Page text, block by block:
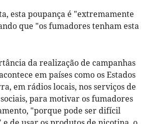
esta poupança é "extremamente
que "os fumadores tenham esta
da realização de campanhas
em países como os Estados
em rádios locais, nos serviços de
para motivar os fumadores
"porque pode ser difícil